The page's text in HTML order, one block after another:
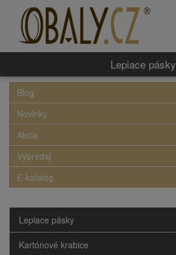
Lepiace pásky
Blog
Novinky
Akcia
Výpredaj
E-katalog
Lepiace pásky
Kartónové krabice